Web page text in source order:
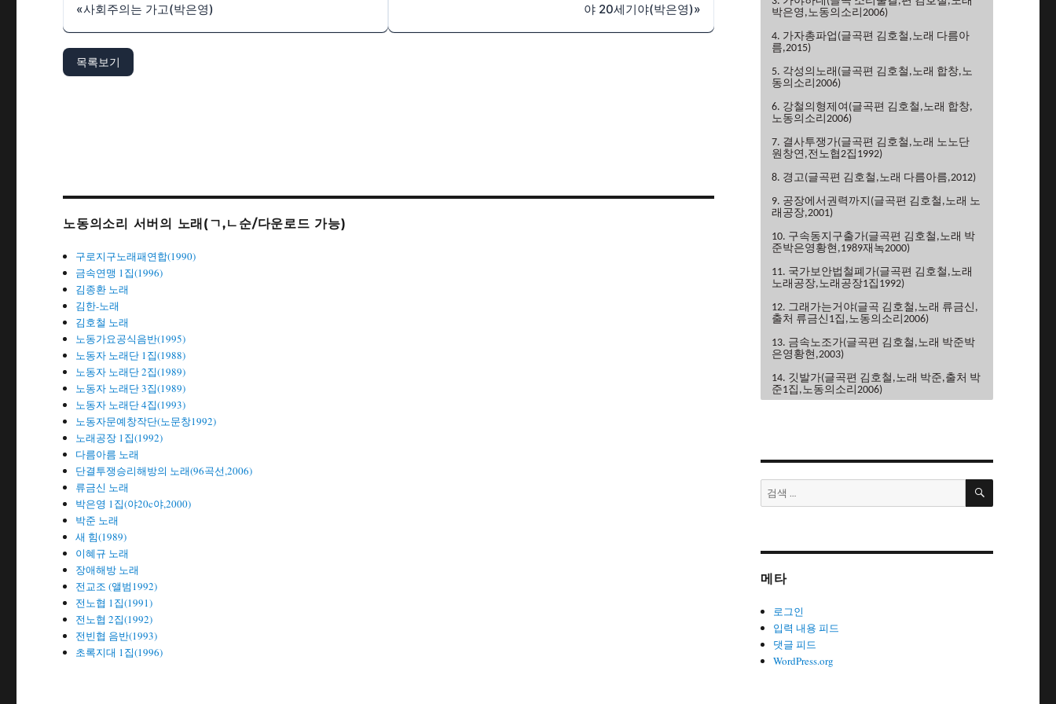
«사회주의는 가고(박은영) 야 20세기야(박은영)»
목록보기
노동의소리 서버의 노래(ㄱ,ㄴ순/다운로드 가능)
구로지구노래패연합(1990)
금속연맹 1집(1996)
김종환 노래
김한-노래
김호철 노래
노동가요공식음반(1995)
노동자 노래단 1집(1988)
노동자 노래단 2집(1989)
노동자 노래단 3집(1989)
노동자 노래단 4집(1993)
노동자문예창작단(노문창1992)
노래공장 1집(1992)
다름아름 노래
단결투쟁승리해방의 노래(96곡선,2006)
류금신 노래
박은영 1집(야20c야,2000)
박준 노래
새 힘(1989)
이혜규 노래
장애해방 노래
전교조 (앨범1992)
전노협 1집(1991)
전노협 2집(1992)
전빈협 음반(1993)
초록지대 1집(1996)
박은영,노동의소리2006)
4. 가자총파업(글곡편 김호철,노래 다름아
름,2015)
5. 각성의노래(글곡편 김호철,노래 합창,노
동의소리2006)
6. 강철의형제여(글곡편 김호철,노래 합창,
노동의소리2006)
7. 결사투쟁가(글곡편 김호철,노래 노노단
원창연,전노협2집1992)
8. 경고(글곡편 김호철,노래 다름아름,2012)
9. 공장에서권력까지(글곡편 김호철,노래 노
래공장,2001)
10. 구속동지구출가(글곡편 김호철,노래 박
준박은영황현,1989재녹2000)
11. 국가보안법철폐가(글곡편 김호철,노래
노래공장,노래공장1집1992)
12. 그래가는거야(글곡 김호철,노래 류금신,
출처 류금신1집,노동의소리2006)
13. 금속노조가(글곡편 김호철,노래 박준박
은영황현,2003)
14. 깃발가(글곡편 김호철,노래 박준,출처 박
준1집,노동의소리2006)
노래 노노단,전노협1집1991)
규,2006)
19. 노동악법철폐가(글곡편 김호철,노래 노
21. 노동자는하나다(글곡편 김호철,박
22. 노동자라면(글곡편 김호철,노래 박준,박
검
색:
검
메타
로그인
입력 내용 피드
댓글 피드
WordPress.org